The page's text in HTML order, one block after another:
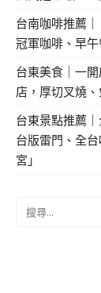
台南咖啡推薦
冠軍咖啡、早
台東美食｜一
店，厚切叉燒
台東景點推薦
台版雷門、全
宮」